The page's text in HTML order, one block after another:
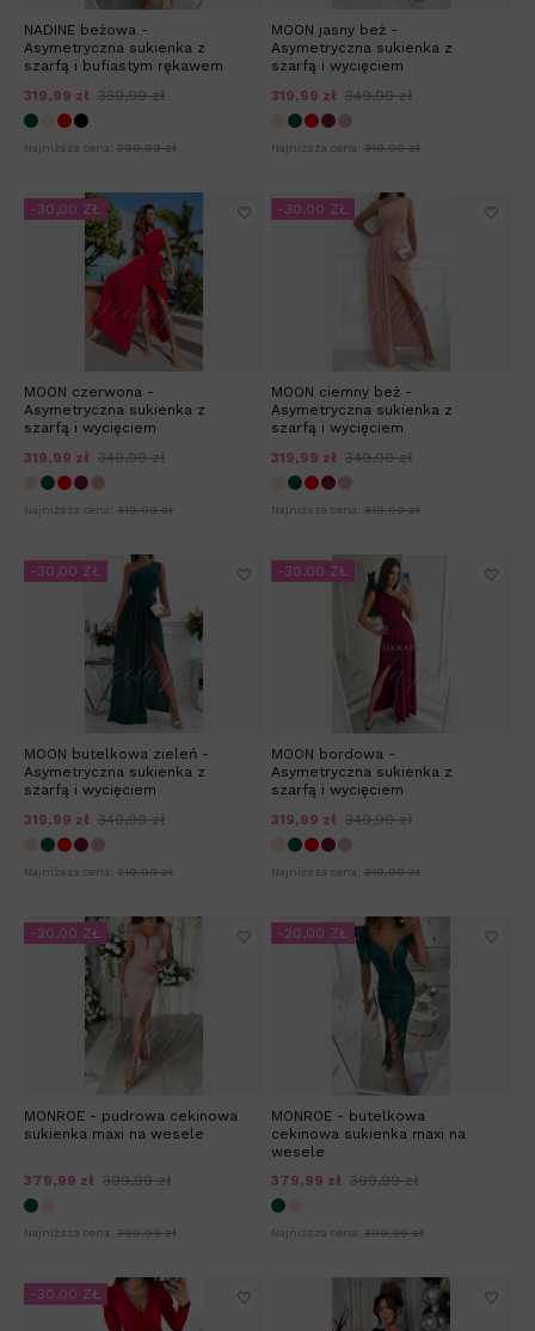
NADINE beżowa -
Asymetryczna sukienka z
szarfą i bufiastym rękawem
319,99 zł 339,99 zł
Najniższa cena: 299,99 zł
MOON jasny beż -
Asymetryczna sukienka z
szarfą i wycięciem
319,99 zł 349,99 zł
Najniższa cena: 319,99 zł
MOON czerwona -
Asymetryczna sukienka z
szarfą i wycięciem
319,99 zł 349,99 zł
Najniższa cena: 319,99 zł
-30,00 ZŁ
MOON ciemny beż -
Asymetryczna sukienka z
szarfą i wycięciem
319,99 zł 349,99 zł
Najniższa cena: 319,99 zł
-30,00 ZŁ
MOON butelkowa zieleń -
Asymetryczna sukienka z
szarfą i wycięciem
319,99 zł 349,99 zł
Najniższa cena: 319,99 zł
-30,00 ZŁ
MOON bordowa -
Asymetryczna sukienka z
szarfą i wycięciem
319,99 zł 349,99 zł
Najniższa cena: 319,99 zł
-30,00 ZŁ
MONROE - pudrowa cekinowa
sukienka maxi na wesele
379,99 zł 399,99 zł
Najniższa cena: 399,99 zł
-20,00 ZŁ
MONROE - butelkowa
cekinowa sukienka maxi na
wesele
379,99 zł 399,99 zł
Najniższa cena: 399,99 zł
-20,00 ZŁ
-30,00 ZŁ